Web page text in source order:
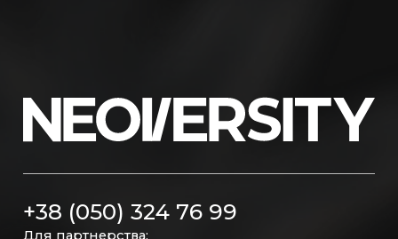
+38 (050) 324 76 99
Для партнерства: